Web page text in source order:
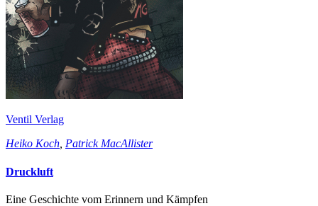
Ventil Verlag
Heiko Koch, Patrick MacAllister
Druckluft
Eine Geschichte vom Erinnern und Kämpfen